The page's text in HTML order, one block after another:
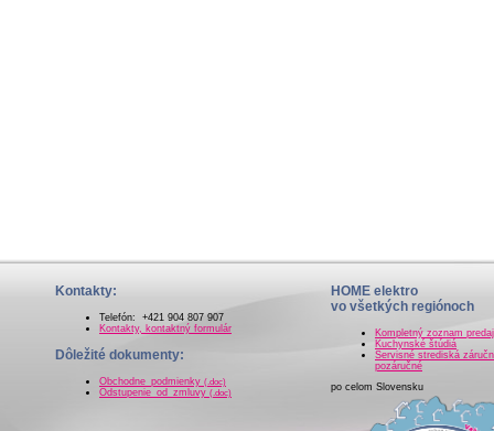
Kontakty:
Telefón: +421 904 807 907
Kontakty, kontaktný formulár
Dôležité dokumenty:
Obchodne_podmienky (.doc)
Odstupenie_od_zmluvy (.doc)
HOME elektro
vo všetkých regiónoch
Kompletný zoznam
Kuchynské štúdiá
Servisné strediská
pozáručné
po celom Slovensku